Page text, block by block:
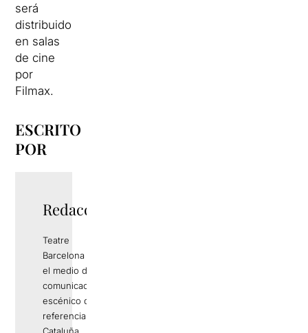
será
distribuido
en salas
de cine
por
Filmax.
ESCRITO
POR
Redacció
Teatre
Barcelona es
el medio de
comunicación
escénico de
referencia en